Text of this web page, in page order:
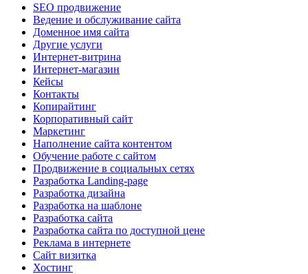
SEO продвижение
Ведение и обслуживание сайта
Доменное имя сайта
Другие услуги
Интернет-витрина
Интернет-магазин
Кейсы
Контакты
Копирайтинг
Корпоративный сайт
Маркетинг
Наполнение сайта контентом
Обучение работе с сайтом
Продвижение в социальных сетях
Разработка Landing-page
Разработка дизайна
Разработка на шаблоне
Разработка сайта
Разработка сайта по доступной цене
Реклама в интернете
Сайт визитка
Хостинг